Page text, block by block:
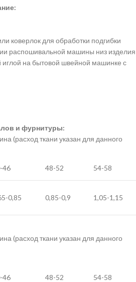
коверлок для обработки подгибки
распошивальной машины низ изделия
на бытовой швейной машинке с
и фурнитуры:
(расход ткани указан для данного
46 48-52 54-58
0,85 0,85-0,9 1,05-1,15
(расход ткани указан для данного
46 48-52 54-58